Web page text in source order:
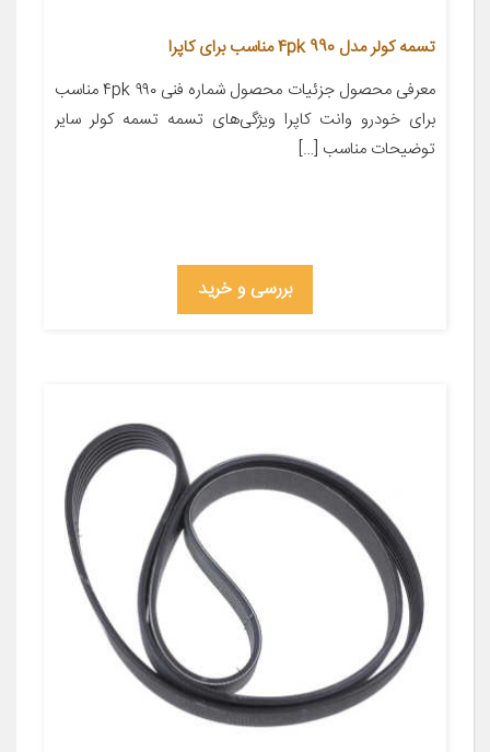
تسمه کولر مدل 4pk 990 مناسب برای کاپرا
معرفی محصول جزئیات محصول شماره فنی ۴pk ۹۹۰ مناسب
برای خودرو وانت کاپرا ویژگی‌های تسمه تسمه کولر سایر
توضیحات مناسب […]
بررسی و خرید